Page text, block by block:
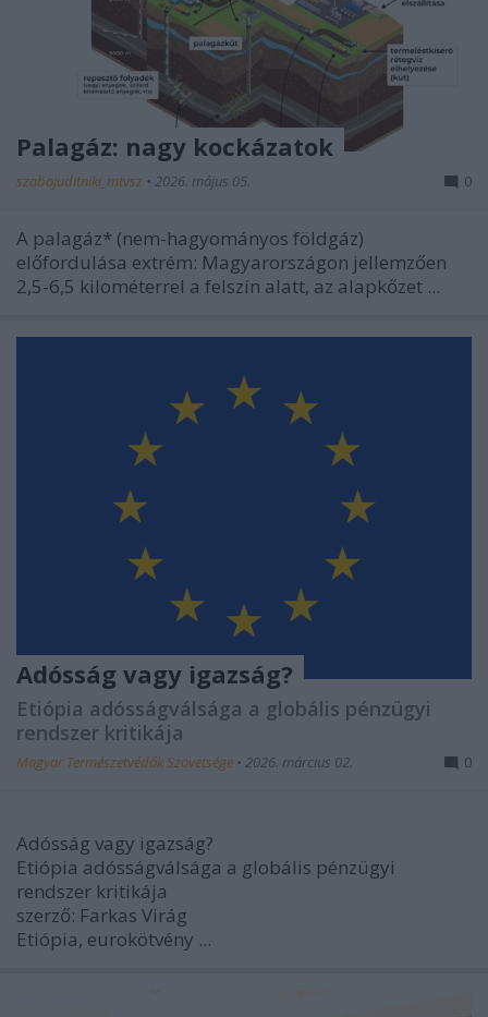
Palagáz: nagy kockázatok
szabojuditniki_mtvsz • 2026. május 05. 0
A palagáz* (nem-hagyományos földgáz)
előfordulása extrém: Magyarországon jellemzően
2,5-6,5 kilométerrel a felszín alatt, az alapkőzet ...
Adósság vagy igazság?
Etiópia adósságválsága a globális pénzügyi
rendszer kritikája
Magyar Természetvédők Szövetsége • 2026. március 02. 0
Adósság vagy igazság?
Etiópia adósságválsága a globális pénzügyi
rendszer kritikája
szerző: Farkas Virág
Etiópia, eurokötvény ...